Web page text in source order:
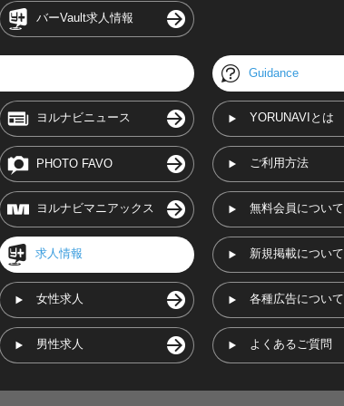
バーVault求人情報
ヨルナビニュース
PHOTO FAVO
ヨルナビマニアックス
求人情報
女性求人
男性求人
Guidance
YORUNAVIとは
ご利用方法
無料会員について
新規掲載について
各種広告について
よくあるご質問